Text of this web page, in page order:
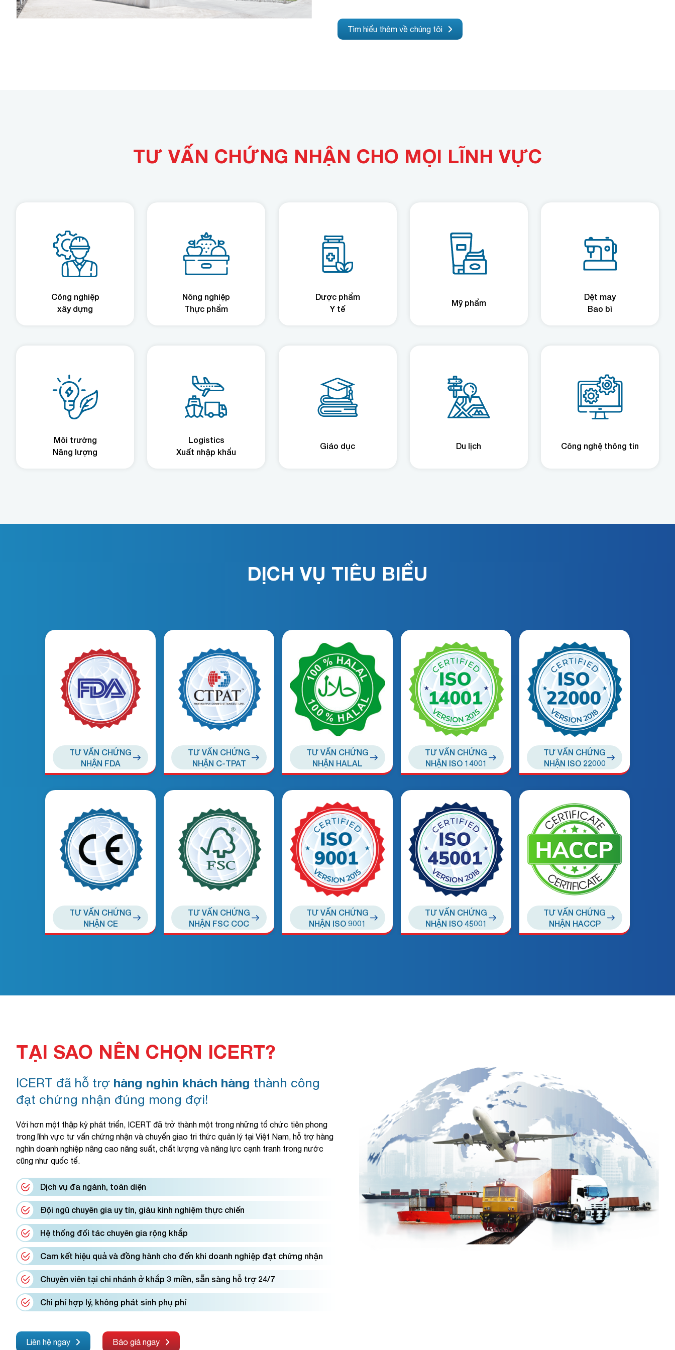
Green Key Global
Tìm hiểu thêm về chúng tôi
TƯ VẤN CHỨNG NHẬN CHO MỌI LĨNH VỰC
Công nghiệp
xây dựng
Nông nghiệp
Thực phẩm
Dược phẩm
Y tế
Mỹ phẩm
Dệt may
Bao bì
Môi trường
Năng lượng
Logistics
Xuất nhập khẩu
Giáo dục Du lịch Công nghệ thông tin
DỊCH VỤ TIÊU BIỂU
TƯ VẤN CHỨNG
NHẬN FDA
TƯ VẤN CHỨNG
NHẬN CE
TƯ VẤN CHỨNG
NHẬN C-TPAT
TƯ VẤN CHỨNG
NHẬN FSC COC
TƯ VẤN CHỨNG
NHẬN HALAL
TƯ VẤN CHỨNG
NHẬN ISO 9001
TƯ VẤN CHỨNG
NHẬN ISO 14001
TƯ VẤN CHỨNG
NHẬN ISO 45001
TƯ VẤN CHỨNG
NHẬN ISO 22000
TƯ VẤN CHỨNG
NHẬN HACCP
TẠI SAO NÊN CHỌN ICERT?
ICERT đã hỗ trợ hàng nghìn khách hàng thành công
đạt chứng nhận đúng mong đợi!
Với hơn một thập kỷ phát triển, ICERT đã trở thành một trong những tổ chức tiên phong
trong lĩnh vực tư vấn chứng nhận và chuyển giao tri thức quản lý tại Việt Nam, hỗ trợ hàng
nghìn doanh nghiệp nâng cao năng suất, chất lượng và năng lực cạnh tranh trong nước
cũng như quốc tế.
Dịch vụ đa ngành, toàn diện
Đội ngũ chuyên gia uy tín, giàu kinh nghiệm thực chiến
Hệ thống đối tác chuyên gia rộng khắp
Cam kết hiệu quả và đồng hành cho đến khi doanh nghiệp đạt chứng nhận
Chuyên viên tại chi nhánh ở khắp 3 miền, sẵn sàng hỗ trợ 24/7
Chi phí hợp lý, không phát sinh phụ phí
Liên hệ ngay Báo giá ngay
Gửi yêu cầu